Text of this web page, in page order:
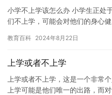
小学不上学该怎么办 小学生正处
们不上学，可能会对他们的身心
帮助…
教育百科 2024年8月22日
上学或者不上学
上学或者不上学，这是一个非常
上学可能是他们唯一的出路，而